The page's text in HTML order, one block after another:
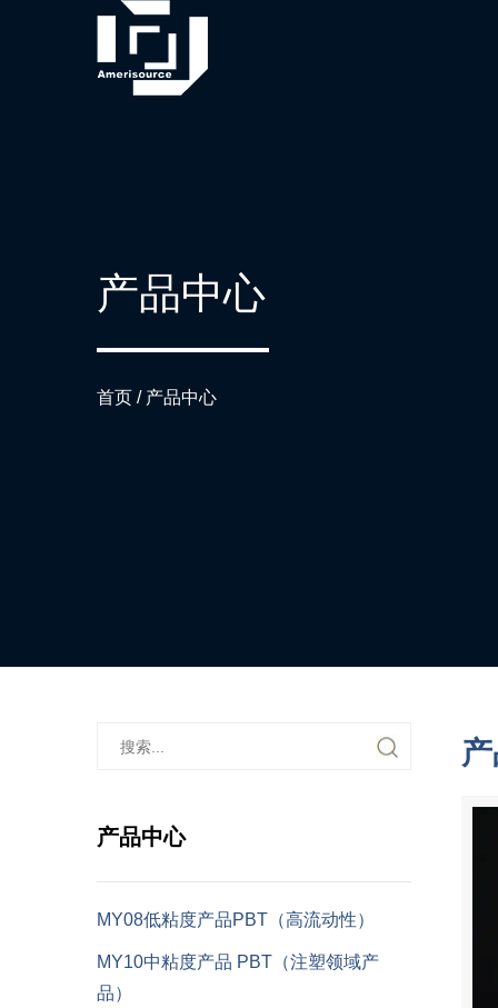
产品中心
首页 / 产品中心
产品中心
MY08低粘度产品PBT（高流动性）
MY10中粘度产品 PBT（注塑领域产
品）